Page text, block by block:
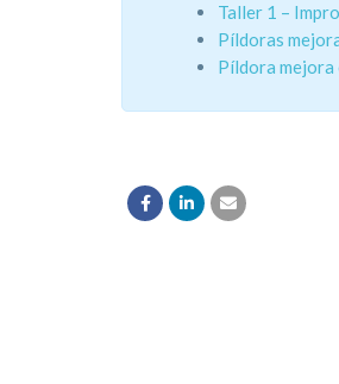
Taller 1 –
Píldoras
Píldora mejora